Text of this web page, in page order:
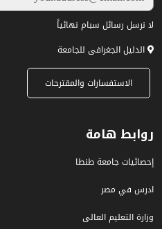
لا نرسل رسائل سبام نهائياً
الدليل الجغرافى للجامعة
الاستفسارات والمقترحات
روابط هامة
إحصائيات جامعة طنطا
ادرس في مصر
وزارة التعليم العالى